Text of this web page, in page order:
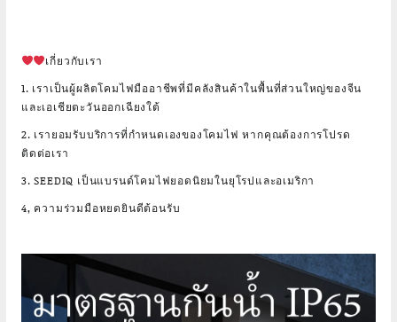
เกี่ยวกับเรา
1. เราเป็นผู้ผลิตโคมไฟมืออาชีพที่มีคลังสินค้าในพื้นที่ส่วนใหญ่ของจีน
และเอเชียตะวันออกเฉียงใต้
2. เรายอมรับบริการที่กำหนดเองของโคมไฟ หากคุณต้องการโปรด
ติดต่อเรา
3. SEEDIQ เป็นแบรนด์โคมไฟยอดนิยมในยุโรปและอเมริกา
4, ความร่วมมือหยดยินดีต้อนรับ